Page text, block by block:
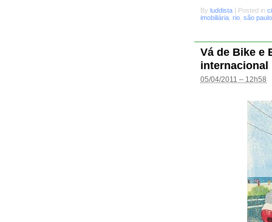
By luddista | Posted in
imobiliária rio são paulo
Vá de Bike e
internacional
05/04/2011 – 12h58